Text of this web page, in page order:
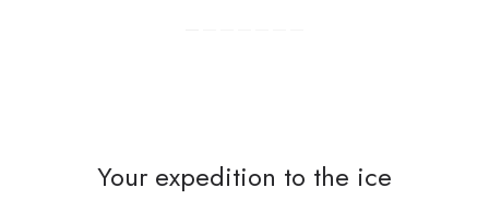
Your expedition to the ice